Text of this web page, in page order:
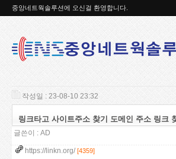
중앙네트웍솔루션에 오신걸 환영합니다.
작성일 : 23-08-10 23:32
링크타고 사이트주소 찾기 도메인 주소 링크
글쓴이 : AD
https://linkn.org/ [4359]